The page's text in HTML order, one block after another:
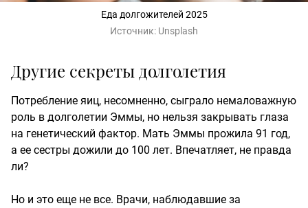
Еда долгожителей 2025
Источник: Unsplash
Другие секреты долголетия
Потребление яиц, несомненно, сыграло немаловажную
роль в долголетии Эммы, но нельзя закрывать глаза
на генетический фактор. Мать Эммы прожила 91 год,
а ее сестры дожили до 100 лет. Впечатляет, не правда
ли?
Но и это еще не все. Врачи, наблюдавшие за